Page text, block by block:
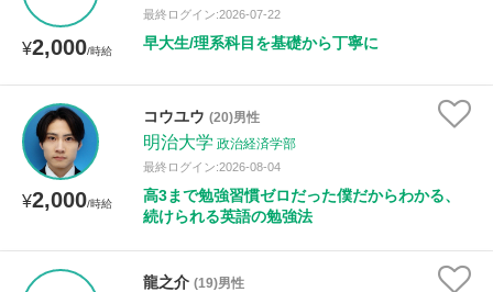
¥2,000/時給
最終ログイン:2026-07-22
早大生/理系科目を基礎から丁寧に
¥2,000/時給
コウユウ (20)男性
明治大学 政治経済学部
最終ログイン:2026-08-04
高3まで勉強習慣ゼロだった僕だからわかる、
続けられる英語の勉強法
龍之介 (19)男性